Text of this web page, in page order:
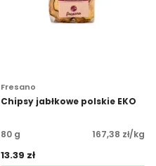
Fresano
Chipsy jabłkowe polskie EKO
80 g 167,38 zł/kg
13.39 zł